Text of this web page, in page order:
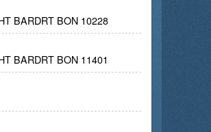
BARDRT BON 10228
BARDRT BON 11401